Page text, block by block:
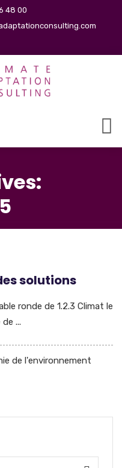
48 00
solutions
ronde de 1.2.3 Climat le
...
de l'environnement